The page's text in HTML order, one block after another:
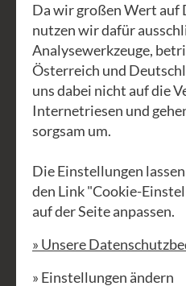
impulshaft agiert
ihm gerade
Welt nicht ganz
Unwissenheit
begeistert oder
Entdeckungsreise
(womöglich) noch
„cool“ oder seriös
schwach und dumm
deswegen noch
Da wir großen Wert auf
nutzen wir dafür
Analysewerkzeuge,
Österreich und
uns dabei nicht auf die
Internetriesen und
sorgsam um.
Die Einstellungen
den Link "Cookie-
auf der Seite anpassen.
» Unsere
» Einstellungen ändern